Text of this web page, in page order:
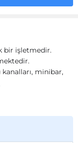
bir işletmedir.
minibar,
olanaklar
kek kurabiye